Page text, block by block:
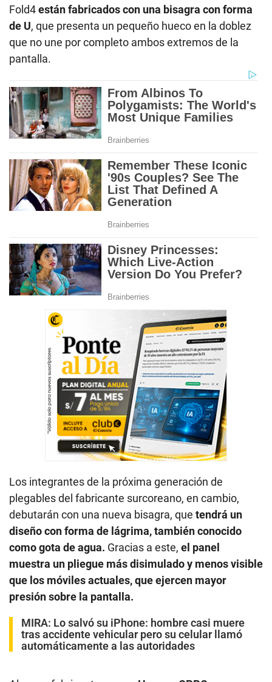
Fold4están fabricados con una bisagra con forma
de U, que presenta un pequeño hueco en la doblez
que no une por completo ambos extremos de la
pantalla.
Los integrantes de la próxima generación de
plegables del fabricante surcoreano, en cambio,
debutarán con una nueva bisagra, que tendrá un
diseño con forma de lágrima, también conocido
como gota de agua. Gracias a este, el panel
muestra un pliegue más disimulado y menos visible
que los móviles actuales, que ejercen mayor
presión sobre la pantalla.
MIRA: Lo salvó su iPhone: hombre casi muere
tras accidente vehicular pero su celular llamó
automáticamente a las autoridades